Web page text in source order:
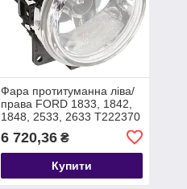
Фара протитуманна ліва/
права FORD 1833, 1842,
1848, 2533, 2633 T222370
6 720,36₴
Купити